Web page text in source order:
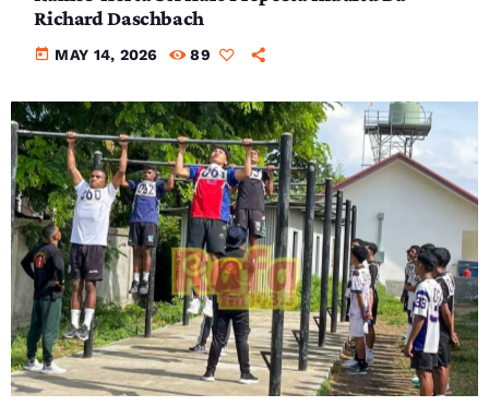
Richard Daschbach
today MAY 14, 2026 89